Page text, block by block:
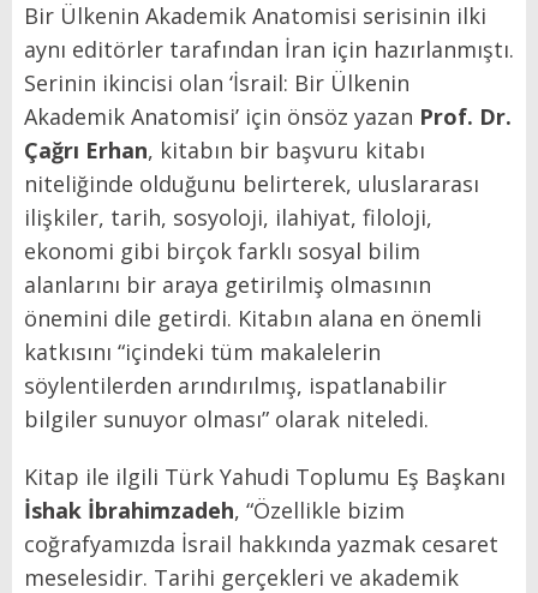
Bir Ülkenin Akademik Anatomisi serisinin ilki
aynı editörler tarafından İran için hazırlanmıştı.
Serinin ikincisi olan ‘İsrail: Bir Ülkenin
Akademik Anatomisi’ için önsöz yazan Prof. Dr.
Çağrı Erhan, kitabın bir başvuru kitabı
niteliğinde olduğunu belirterek, uluslararası
ilişkiler, tarih, sosyoloji, ilahiyat, filoloji,
ekonomi gibi birçok farklı sosyal bilim
alanlarını bir araya getirilmiş olmasının
önemini dile getirdi. Kitabın alana en önemli
katkısını “içindeki tüm makalelerin
söylentilerden arındırılmış, ispatlanabilir
bilgiler sunuyor olması” olarak niteledi.
Kitap ile ilgili Türk Yahudi Toplumu Eş Başkanı
İshak İbrahimzadeh, “Özellikle bizim
coğrafyamızda İsrail hakkında yazmak cesaret
meselesidir. Tarihi gerçekleri ve akademik